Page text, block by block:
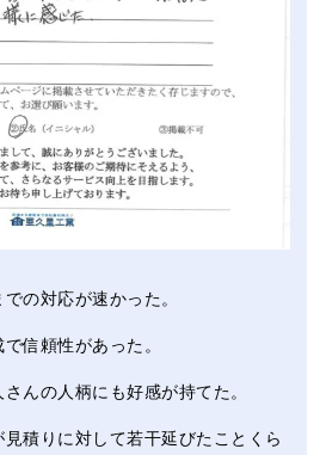
の対応が速かった。
信頼性があった。
んの人柄にも好感が持てた。
積りに対して若干延びたことくら